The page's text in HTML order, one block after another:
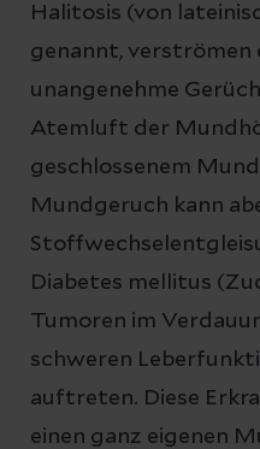
Halitosis (von
genannt, verströmen
unangenehme
Atemluft der
geschlossenem
Mundgeruch kann
Diabetes mellitus
Tumoren im
schweren
auftreten. Diese
einen ganz eigenen